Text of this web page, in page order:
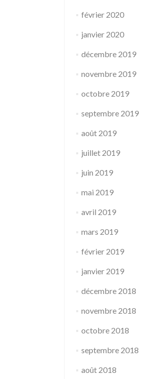
février 2020
janvier 2020
décembre 2019
novembre 2019
octobre 2019
septembre 2019
août 2019
juillet 2019
juin 2019
mai 2019
avril 2019
mars 2019
février 2019
janvier 2019
décembre 2018
novembre 2018
octobre 2018
septembre 2018
août 2018